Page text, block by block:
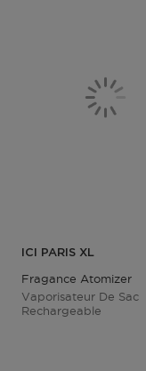
ICI PARIS XL
Fragance Atomizer
Vaporisateur De Sac
Rechargeable